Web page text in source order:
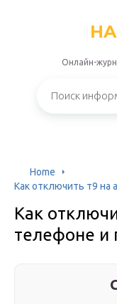
Онлайн-
Home
Как отключить т9
Как
телефоне и